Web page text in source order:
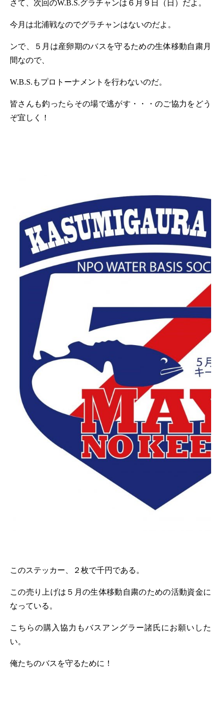
さて、次回のW.B.S.グラチャンは６月９日（日）だよ。
今月は北浦戦なのでグラチャンはないのだよ。
ンで、５月は産卵期のバスを守るための生体移動自粛月
間なので、
W.B.S. もプロトーナメントを行わないのだ。
皆さんも釣ったらその場で逃がす・・・のご協力をどう
ぞ宜しく！
このステッカー、２枚で千円である。
この売り上げは５月の生体移動自粛のための活動資金に
なっている。
こちらの購入協力もバスアングラー諸氏にお願いした
い。
俺たちのバスを守るために！